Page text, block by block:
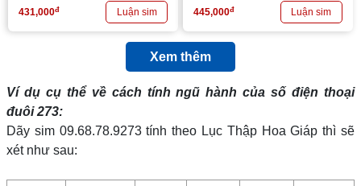
431,000đ 445,000đ
Xem thêm
Ví dụ cụ thể về cách tính ngũ hành của số điện thoại
đuôi 273:
Dãy sim 09.68.78.9273 tính theo Lục Thập Hoa Giáp thì sẽ
xét như sau: